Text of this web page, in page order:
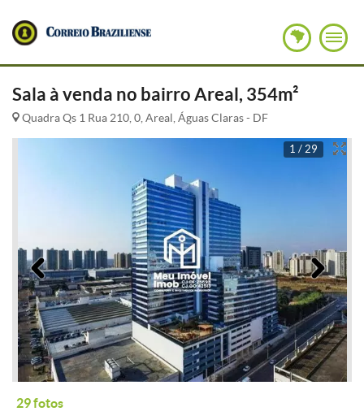
Sala à venda no bairro Areal, 354m²
Quadra Qs 1 Rua 210, 0, Areal, Águas Claras - DF
1 / 29
Anterior
29 fotos